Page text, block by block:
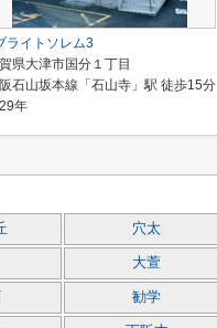
ライトソレム3
県大津市国分１丁目
石山坂本線「石山寺」駅 徒歩15分
年
穴太
大萱
勧学